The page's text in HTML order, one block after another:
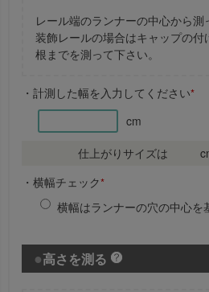
レール端のランナーの中心から測
装飾レールの場合はキャップの付
根までを測って下さい。
・計測した幅を入力してください*
cm
仕上がりサイズは
・横幅チェック*
横幅はランナーの穴の中心を
高さを測る